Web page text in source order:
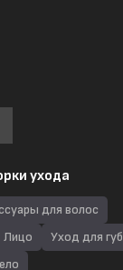
ухода
для волос
Лицо
Уход для губ